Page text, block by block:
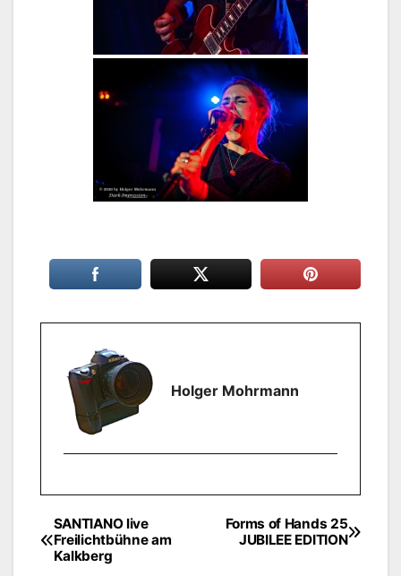
Holger Mohrmann
Beitragsnavigation
Forms of Hands 25
JUBILEE EDITION
SANTIANO live
Freilichtbühne am
Kalkberg